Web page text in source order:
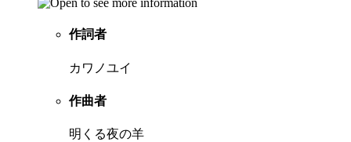
作詞者
カワノユイ
作曲者
明くる夜の羊